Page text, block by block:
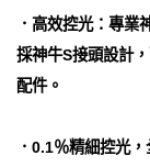
．高效控光：專業
採神牛S接頭設計
配件。
．0.1％精細控光